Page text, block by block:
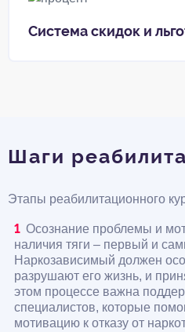
Система скидок и
Шаги
Этапы реабилитационного
Осознание проблемы и
наличия тяги – первый и
Наркозависимый должен
разрушают его жизнь, и
этом процессе важна
специалистов, которые
мотивацию к отказу от